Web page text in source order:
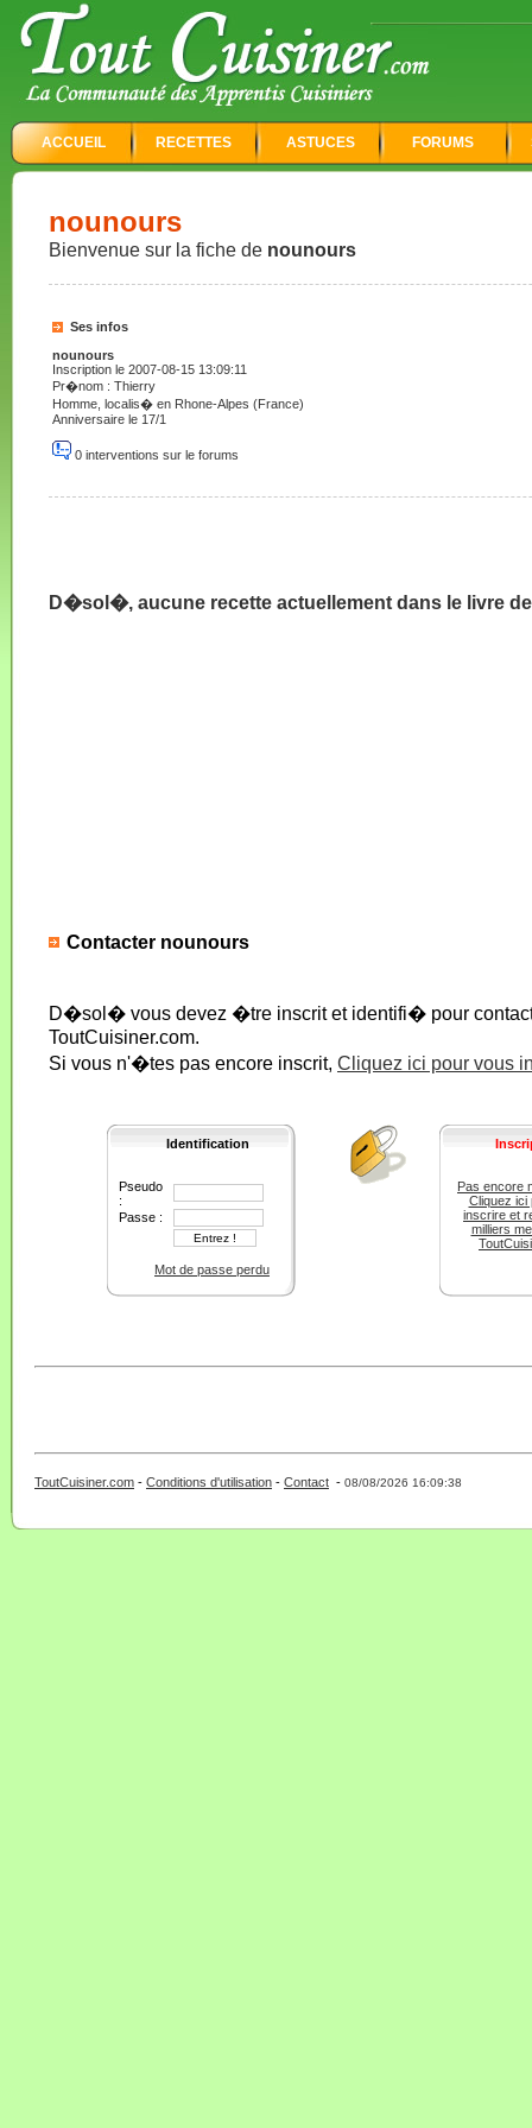
ACCUEIL RECETTES ASTUCES FORUMS
nounours
Bienvenue sur la fiche de nounours
Ses infos
nounours
Inscription le 2007-08-15 13:09:11
Pr�nom : Thierry
Homme, localis� en Rhone-Alpes (France)
Anniversaire le 17/1
0 interventions sur le forums
D�sol�, aucune recette actuellement dans le livre
Contacter nounours
D�sol� vous devez �tre inscrit et identifi� pour
ToutCuisiner.com.
Si vous n'�tes pas encore inscrit, Cliquez ici pour vous
Identification
Pseudo
:
Passe :
Mot de passe perdu
Pas encore
Cliquez ici
inscrire et
milliers
ToutCuisiner.com - Conditions d'utilisation - Contact - 08/08/2026 16:09:38